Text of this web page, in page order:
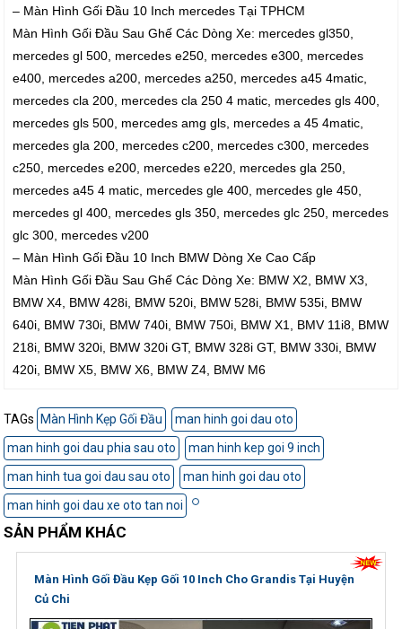
– Màn Hình Gối Đầu 10 Inch mercedes Tại TPHCM
Màn Hình Gối Đầu Sau Ghế Các Dòng Xe: mercedes gl350,
mercedes gl 500, mercedes e250, mercedes e300, mercedes
e400, mercedes a200, mercedes a250, mercedes a45 4matic,
mercedes cla 200, mercedes cla 250 4 matic, mercedes gls 400,
mercedes gls 500, mercedes amg gls, mercedes a 45 4matic,
mercedes gla 200, mercedes c200, mercedes c300, mercedes
c250, mercedes e200, mercedes e220, mercedes gla 250,
mercedes a45 4 matic, mercedes gle 400, mercedes gle 450,
mercedes gl 400, mercedes gls 350, mercedes glc 250, mercedes
glc 300, mercedes v200
– Màn Hình Gối Đầu 10 Inch BMW Dòng Xe Cao Cấp
Màn Hình Gối Đầu Sau Ghế Các Dòng Xe: BMW X2, BMW X3,
BMW X4, BMW 428i, BMW 520i, BMW 528i, BMW 535i, BMW
640i, BMW 730i, BMW 740i, BMW 750i, BMW X1, BMV 11i8, BMW
218i, BMW 320i, BMW 320i GT, BMW 328i GT, BMW 330i, BMW
420i, BMW X5, BMW X6, BMW Z4, BMW M6
TAGs Màn Hình Kẹp Gối Đầu
man hinh goi dau oto
man hinh goi dau phia sau oto
man hinh kep goi 9 inch
man hinh tua goi dau sau oto
man hinh goi dau oto
man hinh goi dau xe oto tan noi
SẢN PHẨM KHÁC
Màn Hình Gối Đầu Kẹp Gối 10 Inch Cho Grandis Tại Huyện
Củ Chi